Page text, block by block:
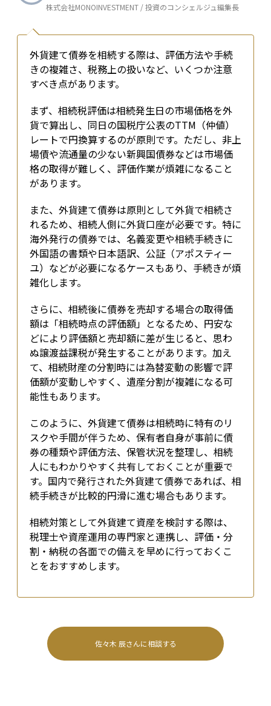
株式会社MONOINVESTMENT / 投資のコンシェルジュ編集長
外貨建て債券を相続する際は、評価方法や手続
きの複雑さ、税務上の扱いなど、いくつか注意
すべき点があります。
まず、相続税評価は相続発生日の市場価格を外
貨で算出し、同日の国税庁公表のTTM（仲値）
レートで円換算するのが原則です。ただし、非上
場債や流通量の少ない新興国債券などは市場価
格の取得が難しく、評価作業が煩雑になること
があります。
また、外貨建て債券は原則として外貨で相続さ
れるため、相続人側に外貨口座が必要です。特に
海外発行の債券では、名義変更や相続手続きに
外国語の書類や日本語訳、公証（アポスティー
ユ）などが必要になるケースもあり、手続きが煩
雑化します。
さらに、相続後に債券を売却する場合の取得価
額は「相続時点の評価額」となるため、円安な
どにより評価額と売却額に差が生じると、思わ
ぬ譲渡益課税が発生することがあります。加え
て、相続財産の分割時には為替変動の影響で評
価額が変動しやすく、遺産分割が複雑になる可
能性もあります。
このように、外貨建て債券は相続時に特有のリ
スクや手間が伴うため、保有者自身が事前に債
券の種類や評価方法、保管状況を整理し、相続
人にもわかりやすく共有しておくことが重要で
す。国内で発行された外貨建て債券であれば、相
続手続きが比較的円滑に進む場合もあります。
相続対策として外貨建て資産を検討する際は、
税理士や資産運用の専門家と連携し、評価・分
割・納税の各面での備えを早めに行っておくこ
とをおすすめします。
佐々木 辰さんに相談する